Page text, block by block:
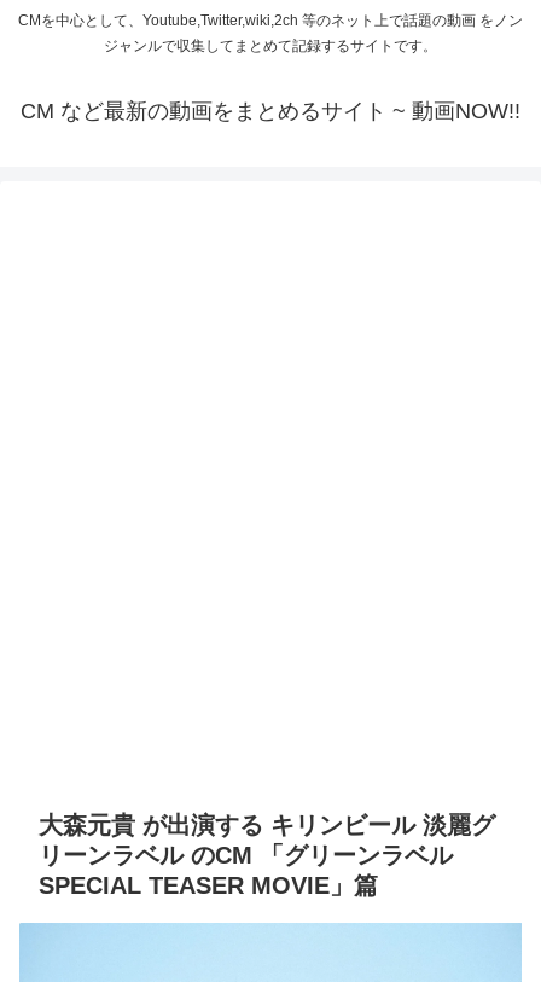
CMを中心として、Youtube,Twitter,wiki,2ch 等のネット上で話題の動画 をノン
ジャンルで収集してまとめて記録するサイトです。
CM など最新の動画をまとめるサイト ~ 動画NOW!!
大森元貴 が出演する キリンビール 淡麗グ
リーンラベル のCM 「グリーンラベル
SPECIAL TEASER MOVIE」篇